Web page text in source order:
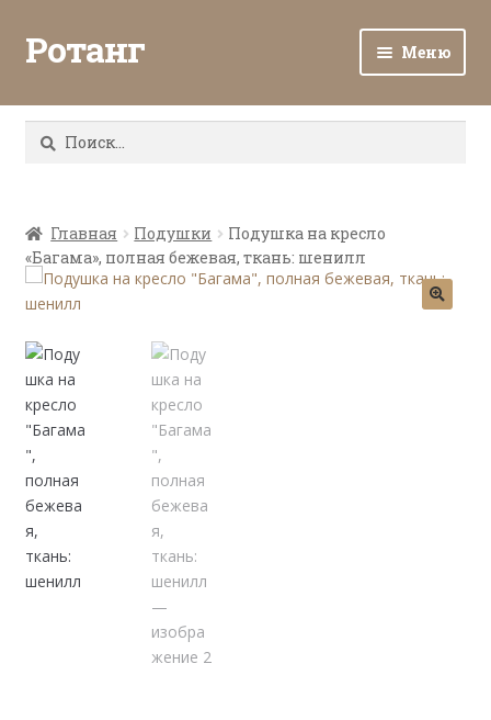
Ротанг Меню
Каталог
Все о ротанге
Контакты
Найти:
Главная Подушки
Подушка на кресло
«Багама», полная бежевая, ткань: шенилл